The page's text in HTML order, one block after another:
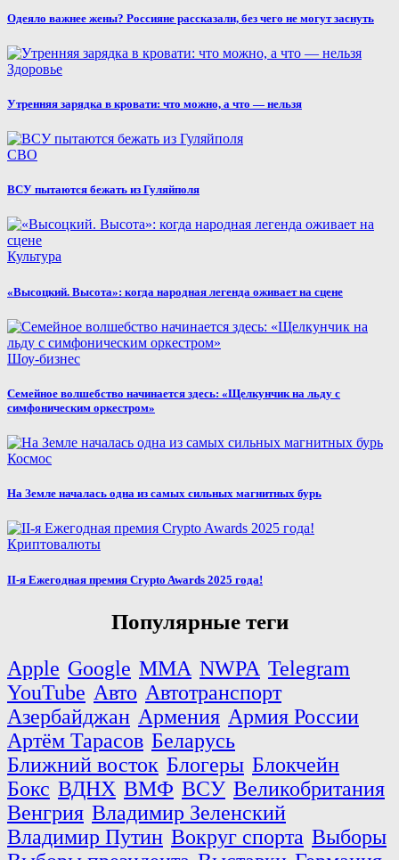
Одеяло важнее жены? Россияне рассказали, без чего не могут заснуть
Здоровье
Утренняя зарядка в кровати: что можно, а что — нельзя
СВО
ВСУ пытаются бежать из Гуляйполя
Культура
«Высоцкий. Высота»: когда народная легенда оживает на сцене
Шоу-бизнес
Семейное волшебство начинается здесь: «Щелкунчик на льду с
симфоническим оркестром»
Космос
На Земле началась одна из самых сильных магнитных бурь
Криптовалюты
II-я Ежегодная премия Crypto Awards 2025 года!
Популярные теги
Apple Google MMA NWPA Telegram
YouTube Авто Автотранспорт
Азербайджан Армения Армия России
Артём Тарасов Беларусь
Ближний восток Блогеры Блокчейн
Бокс ВДНХ ВМФ ВСУ Великобритания
Венгрия Владимир Зеленский
Владимир Путин Вокруг спорта Выборы